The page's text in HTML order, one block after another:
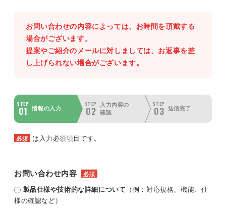
お問い合わせの内容によっては、お時間を頂戴する
場合がございます。
提案やご紹介のメールに対しましては、お返事を差
し上げられない場合がございます。
STEP
01 情報の入力
STEP
02
入力内容の
確認
STEP
03 送信完了
必須 は入力必須項目です。
お問い合わせ内容 必須
製品仕様や技術的な詳細について （例：対応規格、機能、仕
様の確認など）